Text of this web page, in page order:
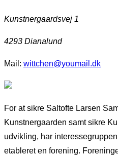
Kunstnergaardsvej 1
4293 Dianalund
Mail: wittchen@youmail.dk
For at sikre Saltofte Larsen
Kunstnergaarden samt sikre
udvikling, har
etableret en forening.